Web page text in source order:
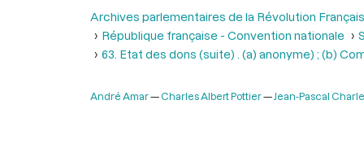
Archives parlementaires de la Révolution
République française - Convention nationale
63. Etat des dons (suite) . (a) anonyme) ; (b)
André Amar Charles Albert Pottier Jean-Pascal